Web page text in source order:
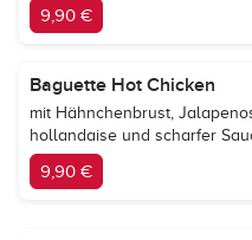
9,90 €
Baguette Hot Chicken
mit Hähnchenbrust,
hollandaise und scharfer
9,90 €